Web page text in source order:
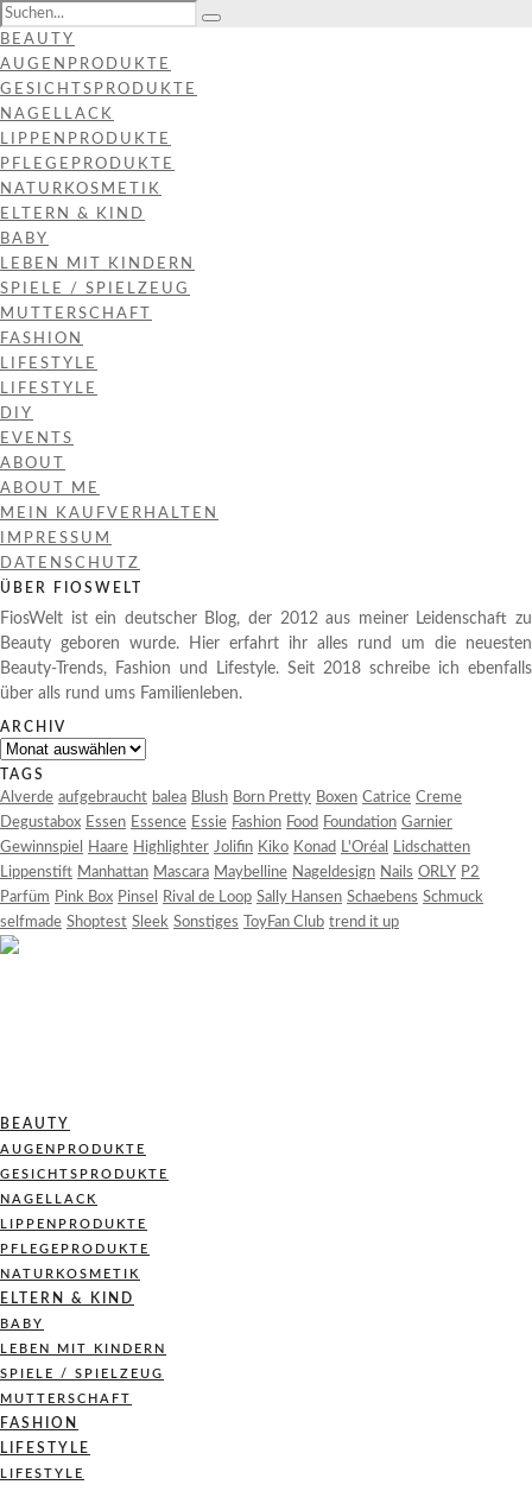
BEAUTY
AUGENPRODUKTE
GESICHTSPRODUKTE
NAGELLACK
LIPPENPRODUKTE
PFLEGEPRODUKTE
NATURKOSMETIK
ELTERN & KIND
BABY
LEBEN MIT KINDERN
SPIELE / SPIELZEUG
MUTTERSCHAFT
FASHION
LIFESTYLE
LIFESTYLE
DIY
EVENTS
ABOUT
ABOUT ME
MEIN KAUFVERHALTEN
IMPRESSUM
DATENSCHUTZ
ÜBER FIOSWELT
FiosWelt ist ein deutscher Blog, der 2012 aus meiner Leidenschaft zu
Beauty geboren wurde. Hier erfahrt ihr alles rund um die neuesten
Beauty-Trends, Fashion und Lifestyle. Seit 2018 schreibe ich ebenfalls
über alls rund ums Familienleben.
ARCHIV
Archiv
TAGS
Alverde aufgebraucht balea Blush Born Pretty Boxen Catrice Creme
Degustabox Essen Essence Essie Fashion Food Foundation Garnier
Gewinnspiel
Haare Highlighter Jolifin Kiko Konad L'Oréal
Lidschatten
Lippenstift Manhattan Mascara Maybelline Nageldesign Nails ORLY P2
Parfüm Pink Box Pinsel Rival de Loop Sally Hansen Schaebens Schmuck
selfmade Shoptest Sleek Sonstiges ToyFan Club trend it up
BEAUTY
AUGENPRODUKTE
GESICHTSPRODUKTE
NAGELLACK
LIPPENPRODUKTE
PFLEGEPRODUKTE
NATURKOSMETIK
ELTERN & KIND
BABY
LEBEN MIT KINDERN
SPIELE / SPIELZEUG
MUTTERSCHAFT
FASHION
LIFESTYLE
LIFESTYLE